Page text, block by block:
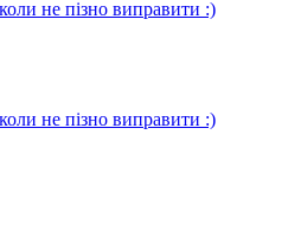
не пізно виправити :)
не пізно виправити :)